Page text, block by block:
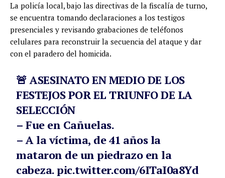
La policía local, bajo las directivas de la fiscalía de turno,
se encuentra tomando declaraciones a los testigos
presenciales y revisando grabaciones de teléfonos
celulares para reconstruir la secuencia del ataque y dar
con el paradero del homicida.
🚨 ASESINATO EN MEDIO DE LOS
FESTEJOS POR EL TRIUNFO DE LA
SELECCIÓN
– Fue en Cañuelas.
– A la víctima, de 41 años la
mataron de un piedrazo en la
cabeza.pic.twitter.com/6ITaI0a8Yd